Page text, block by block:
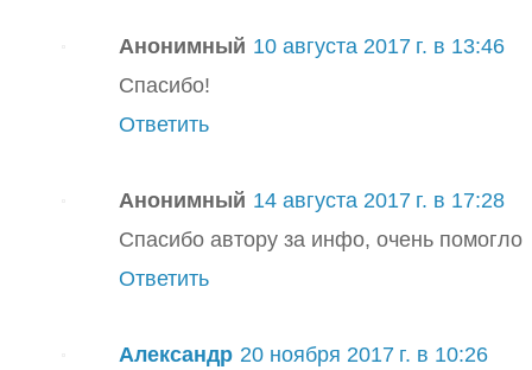
Анонимный 10 августа 2017 г. в 13:46
Спасибо!
Ответить
Анонимный 14 августа 2017 г. в 17:28
Спасибо автору за инфо, очень помогло
Ответить
Александр 20 ноября 2017 г. в 10:26